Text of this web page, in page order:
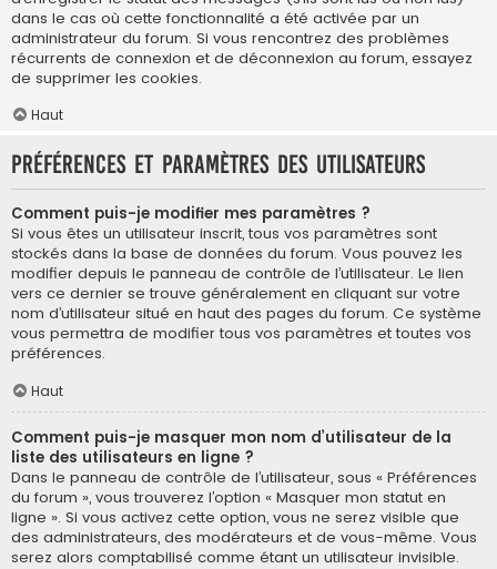
dans le cas où cette fonctionnalité a été activée par un
administrateur du forum. Si vous rencontrez des problèmes
récurrents de connexion et de déconnexion au forum, essayez
de supprimer les cookies.
Haut
Préférences et paramètres des utilisateurs
Comment puis-je modifier mes paramètres ?
Si vous êtes un utilisateur inscrit, tous vos paramètres sont
stockés dans la base de données du forum. Vous pouvez les
modifier depuis le panneau de contrôle de l’utilisateur. Le lien
vers ce dernier se trouve généralement en cliquant sur votre
nom d’utilisateur situé en haut des pages du forum. Ce système
vous permettra de modifier tous vos paramètres et toutes vos
préférences.
Haut
Comment puis-je masquer mon nom d’utilisateur de la
liste des utilisateurs en ligne ?
Dans le panneau de contrôle de l’utilisateur, sous « Préférences
du forum », vous trouverez l’option « Masquer mon statut en
ligne ». Si vous activez cette option, vous ne serez visible que
des administrateurs, des modérateurs et de vous-même. Vous
serez alors comptabilisé comme étant un utilisateur invisible.